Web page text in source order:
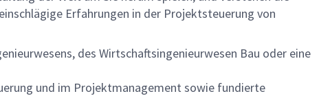
Erfahrungen in der Projektsteuerung von
des Wirtschaftsingenieurwesen Bau oder eine
und im Projektmanagement sowie fundierte